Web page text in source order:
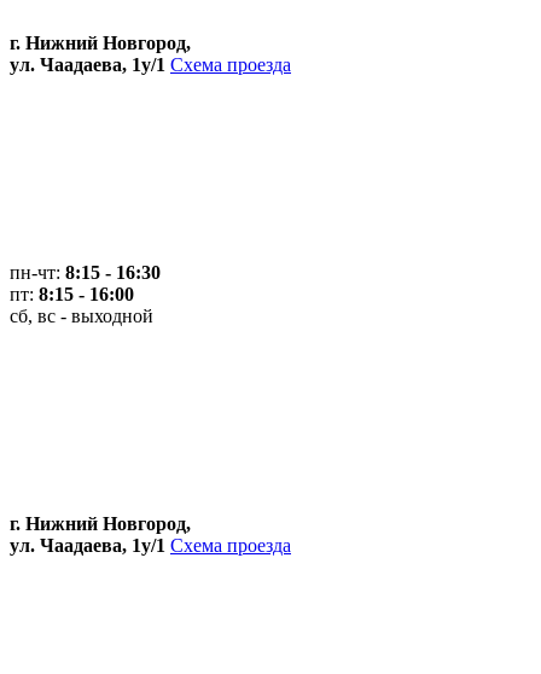
г. Нижний Новгород,
ул. Чаадаева, 1у/1 Схема проезда
пн-чт: 8:15 - 16:30
пт: 8:15 - 16:00
сб, вс - выходной
г. Нижний Новгород,
ул. Чаадаева, 1у/1 Схема проезда